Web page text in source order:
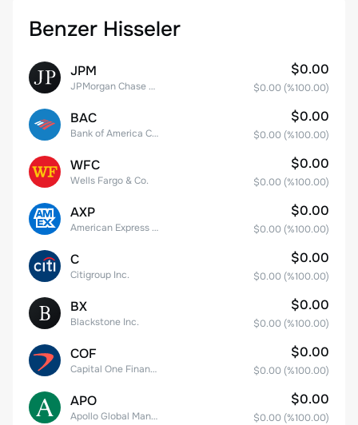
Benzer Hisseler
JPM
JPMorgan Chase & Co.
$0.00
$0.00 (%100.00)
BAC
Bank of America Corporation
$0.00
$0.00 (%100.00)
WFC
Wells Fargo & Co.
$0.00
$0.00 (%100.00)
AXP
American Express Company
$0.00
$0.00 (%100.00)
C
Citigroup Inc.
$0.00
$0.00 (%100.00)
BX
Blackstone Inc.
$0.00
$0.00 (%100.00)
COF
Capital One Financial
$0.00
$0.00 (%100.00)
APO
Apollo Global Management, Inc.
$0.00
$0.00 (%100.00)